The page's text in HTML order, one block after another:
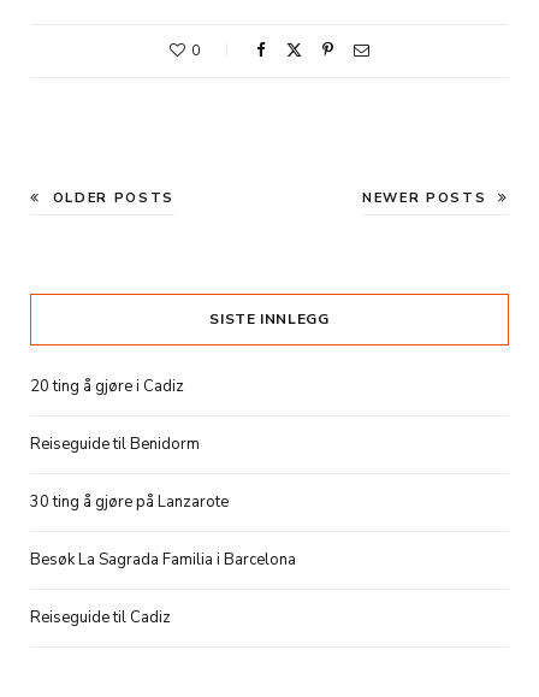
0
OLDER POSTS NEWER POSTS
SISTE INNLEGG
20 ting å gjøre i Cadiz
Reiseguide til Benidorm
30 ting å gjøre på Lanzarote
Besøk La Sagrada Familia i Barcelona
Reiseguide til Cadiz